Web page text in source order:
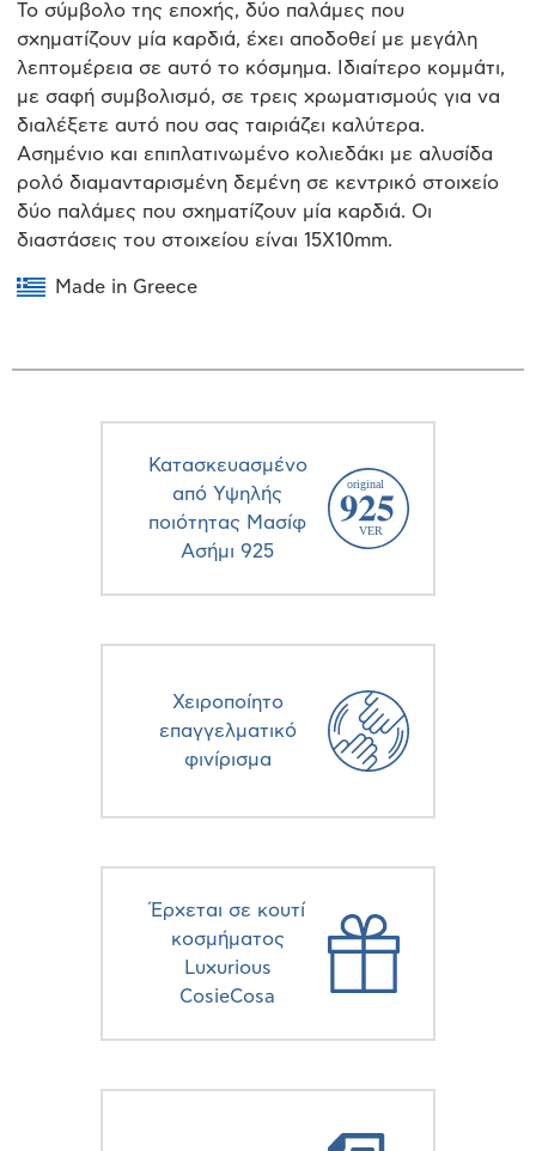
Το σύμβολο της εποχής, δύο παλάμες που
σχηματίζουν μία καρδιά, έχει αποδοθεί με μεγάλη
λεπτομέρεια σε αυτό το κόσμημα. Ιδιαίτερο κομμάτι,
με σαφή συμβολισμό, σε τρεις χρωματισμούς για να
διαλέξετε αυτό που σας ταιριάζει καλύτερα.
Ασημένιο και επιπλατινωμένο κολιεδάκι με αλυσίδα
ρολό διαμανταρισμένη δεμένη σε κεντρικό στοιχείο
δύο παλάμες που σχηματίζουν μία καρδιά. Οι
διαστάσεις του στοιχείου είναι 15Χ10mm.
Made in Greece
Κατασκευασμένο
από Υψηλής
ποιότητας Μασίφ
Ασήμι 925
Χειροποίητο
επαγγελματικό
φινίρισμα
Έρχεται σε κουτί
κοσμήματος
Luxurious
CosieCosa